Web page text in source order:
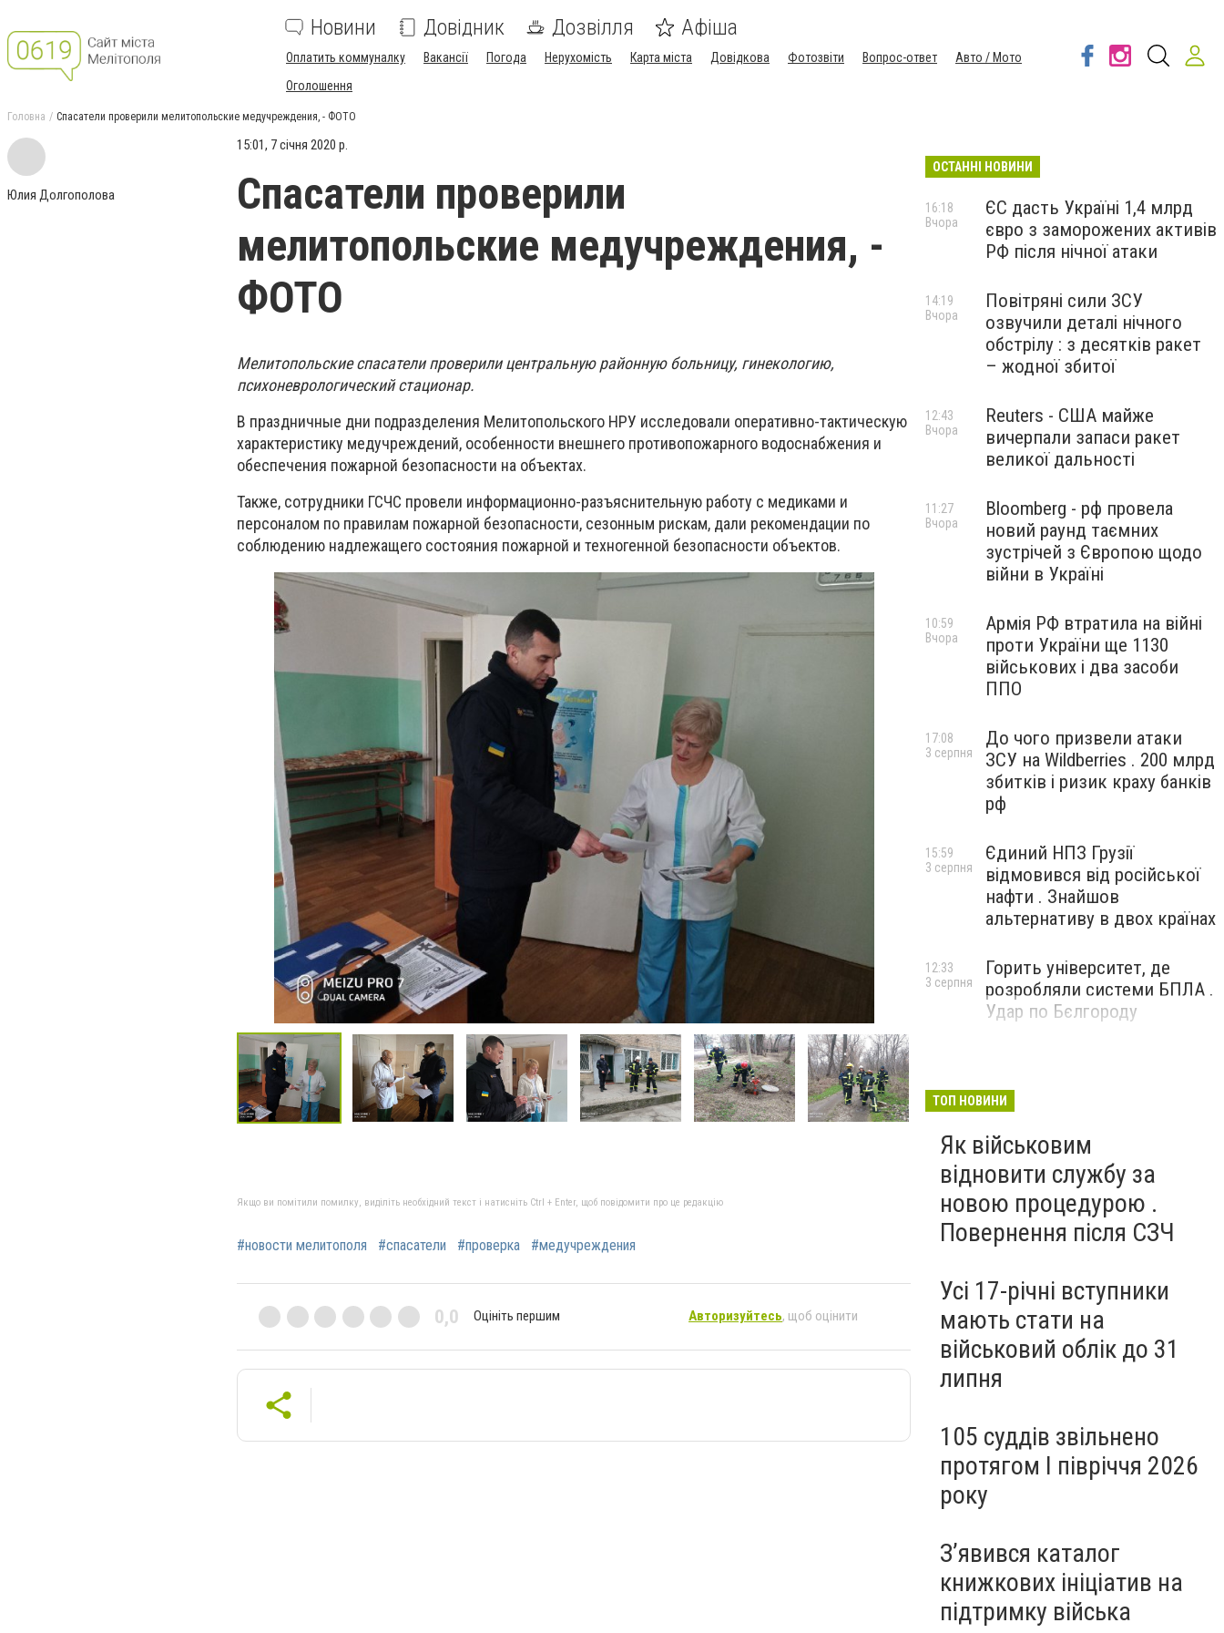
Новини Довідник Дозвілля Афіша
Оплатить коммуналку Вакансії Погода Нерухомість Карта міста Довідкова Фотозвіти Вопрос-ответ
Авто / Мото
Оголошення
Головна Спасатели проверили мелитопольские медучреждения, - ФОТО
Юлия Долгополова
15:01, 7 січня 2020 р.
Спасатели проверили
мелитопольские медучреждения, -
ФОТО
Мелитопольские спасатели проверили центральную районную больницу, гинекологию,
психоневрологический стационар.
В праздничные дни подразделения Мелитопольского НРУ исследовали оперативно-тактическую
характеристику медучреждений, особенности внешнего противопожарного водоснабжения и
обеспечения пожарной безопасности на объектах.
Также, сотрудники ГСЧС провели информационно-разъяснительную работу с медиками и
персоналом по правилам пожарной безопасности, сезонным рискам, дали рекомендации по
соблюдению надлежащего состояния пожарной и техногенной безопасности объектов.
Якщо ви помітили помилку, виділіть необхідний текст і натисніть Ctrl + Enter, щоб повідомити про це редакцію
#новости мелитополя #спасатели #проверка #медучреждения
0,0 Оцініть першим Авторизуйтесь, щоб оцінити
ОСТАННІ НОВИНИ
ЄС дасть Україні 1,4 млрд
євро з заморожених активів
РФ після нічної атаки
16:18
Вчора
Повітряні сили ЗСУ
озвучили деталі нічного
обстрілу : з десятків ракет
– жодної збитої
14:19
Вчора
Reuters - США майже
вичерпали запаси ракет
великої дальності
12:43
Вчора
Bloomberg - рф провела
новий раунд таємних
зустрічей з Європою щодо
війни в Україні
11:27
Вчора
Армія РФ втратила на війні
проти України ще 1130
військових і два засоби
ППО
10:59
Вчора
До чого призвели атаки
ЗСУ на Wildberries . 200 млрд
збитків і ризик краху банків
рф
17:08
3 серпня
Єдиний НПЗ Грузії
відмовився від російської
нафти . Знайшов
альтернативу в двох країнах
15:59
3 серпня
Горить університет, де
розробляли системи БПЛА .
Удар по Бєлгороду
12:33
3 серпня
ТОП НОВИНИ
Як військовим
відновити службу за
новою процедурою .
Повернення після СЗЧ
Усі 17-річні вступники
мають стати на
військовий облік до 31
липня
105 суддів звільнено
протягом I півріччя 2026
року
З’явився каталог
книжкових ініціатив на
підтримку війська